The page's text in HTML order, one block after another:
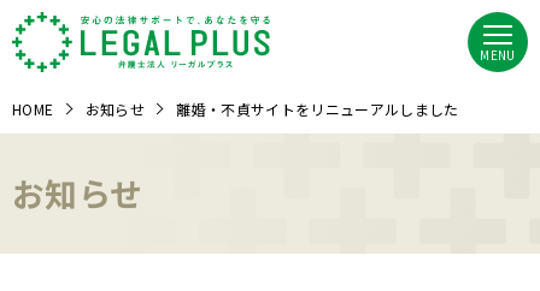
MENU
HOME お知らせ 離婚・不貞サイトをリニューアルしました
お知らせ